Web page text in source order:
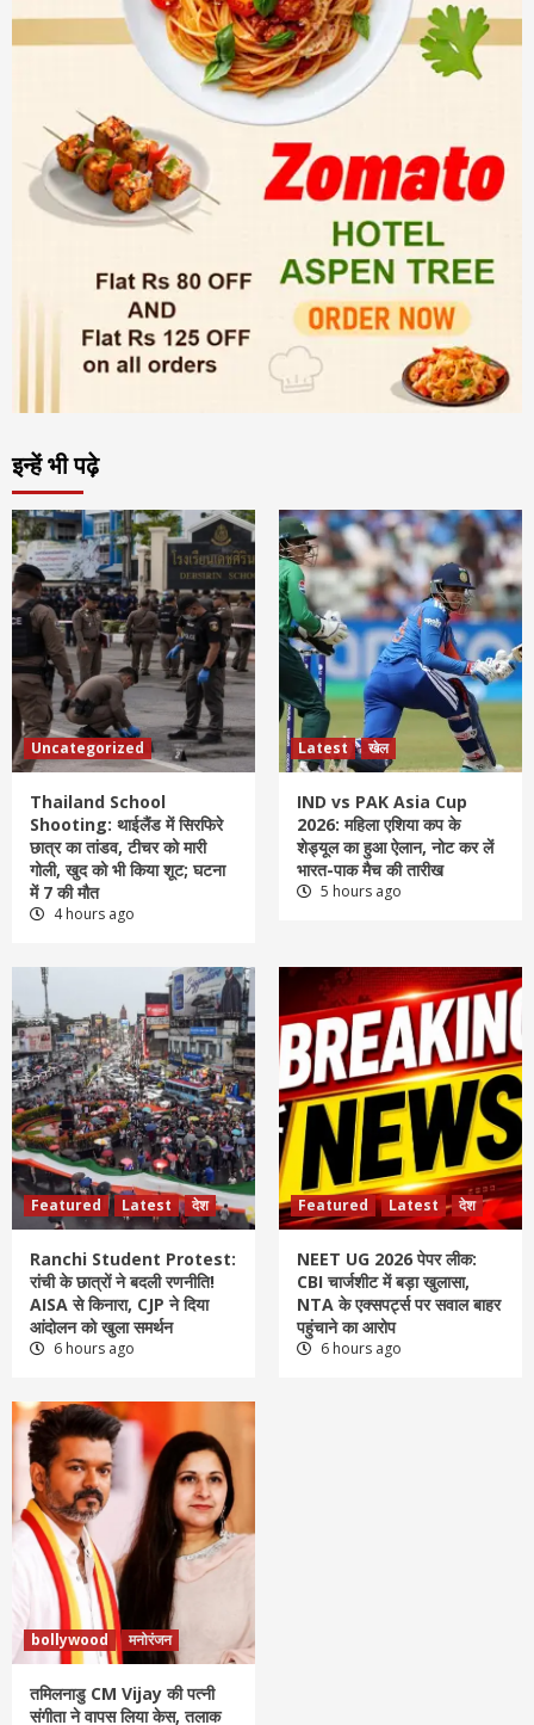
इन्हें भी पढ़े
Uncategorized
Thailand School
Shooting: थाईलैंड में सिरफिरे
छात्र का तांडव, टीचर को मारी
गोली, खुद को भी किया शूट; घटना
में 7 की मौत
4 hours ago
Latest खेल
IND vs PAK Asia Cup
2026: महिला एशिया कप के
शेड्यूल का हुआ ऐलान, नोट कर लें
भारत-पाक मैच की तारीख
5 hours ago
Featured Latest देश
Ranchi Student Protest:
रांची के छात्रों ने बदली रणनीति!
AISA से किनारा, CJP ने दिया
आंदोलन को खुला समर्थन
6 hours ago
Featured Latest देश
NEET UG 2026 पेपर लीक:
CBI चार्जशीट में बड़ा खुलासा,
NTA के एक्सपर्ट्स पर सवाल बाहर
पहुंचाने का आरोप
6 hours ago
bollywood मनोरंजन
तमिलनाडु CM Vijay की पत्नी
संगीता ने वापस लिया केस, तलाक